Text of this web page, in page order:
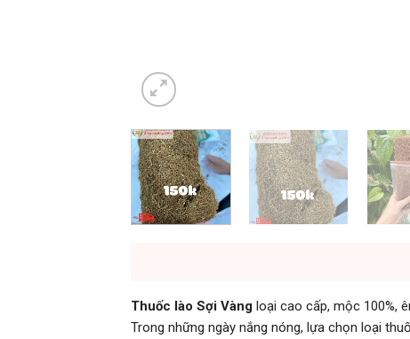
Thuốc lào Sợi Vàng loại cao cấp, mộc 100%,
Trong những ngày nắng nóng, lựa chọn loại